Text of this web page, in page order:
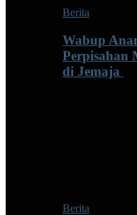
Berita
Wabup
Perpisahan
di Jemaja ‎
Berita